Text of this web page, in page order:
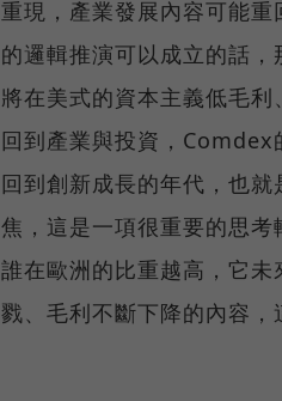
重現，產業發展內容可能
的邏輯推演可以成立的話
將在美式的資本主義低毛利
回到產業與投資，Comdex
回到創新成長的年代，也
焦，這是一項很重要的思
誰在歐洲的比重越高，它
戮、毛利不斷下降的內容，